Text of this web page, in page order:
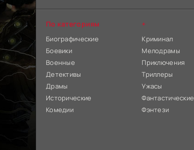
По категориям
Биографические
Боевики
Военные
Детективы
Драмы
Исторические
Комедии
+
Криминал
Мелодрамы
Приключения
Триллеры
Ужасы
Фантастические
Фэнтези